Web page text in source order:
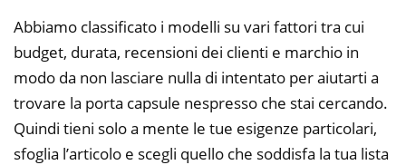
Abbiamo classificato i modelli su vari fattori tra cui
budget, durata, recensioni dei clienti e marchio in
modo da non lasciare nulla di intentato per aiutarti a
trovare la porta capsule nespresso che stai cercando.
Quindi tieni solo a mente le tue esigenze particolari,
sfoglia l’articolo e scegli quello che soddisfa la tua lista